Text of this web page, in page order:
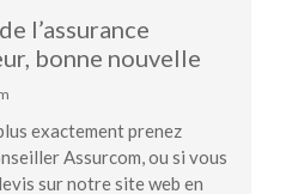
l’assurance
bonne nouvelle
exactement prenez
Assurcom, ou si vous
sur notre site web en